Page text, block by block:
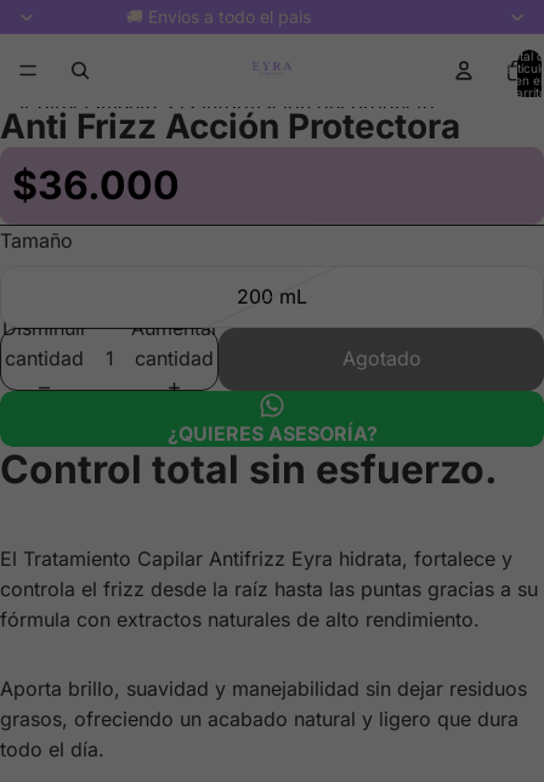
🚚 Envios a todo el pais
Total
en el
Ir directamente a la información del producto
Anti Frizz Acción Protectora
$36.000
Tamaño
200 mL
Disminuir
cantidad
Aumentar
cantidad
Agotado
¿QUIERES ASESORÍA?
Control total sin esfuerzo.
El Tratamiento Capilar Antifrizz Eyra hidrata, fortalece y
controla el frizz desde la raíz hasta las puntas gracias a su
fórmula con extractos naturales de alto rendimiento.
Aporta brillo, suavidad y manejabilidad sin dejar residuos
grasos, ofreciendo un acabado natural y ligero que dura
todo el día.